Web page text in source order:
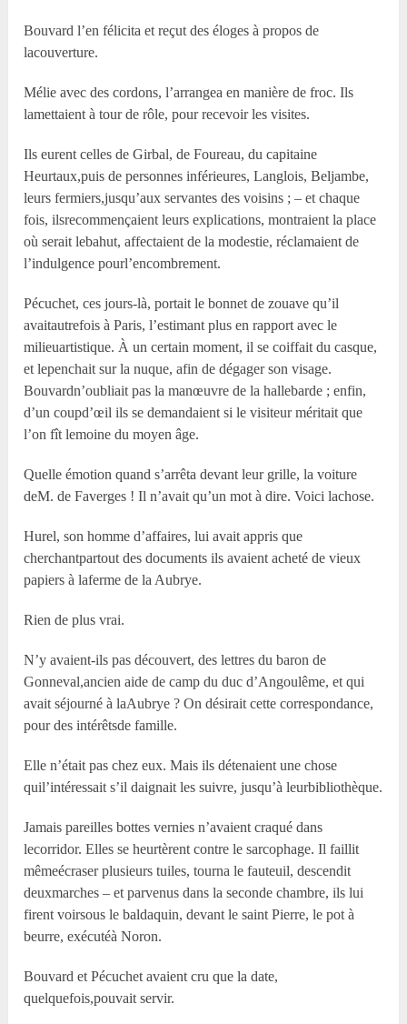
Bouvard l’en félicita et reçut des éloges à propos de
lacouverture.
Mélie avec des cordons, l’arrangea en manière de froc. Ils
lamettaient à tour de rôle, pour recevoir les visites.
Ils eurent celles de Girbal, de Foureau, du capitaine
Heurtaux,puis de personnes inférieures, Langlois, Beljambe,
leurs fermiers,jusqu’aux servantes des voisins ; – et chaque
fois, ilsrecommençaient leurs explications, montraient la place
où serait lebahut, affectaient de la modestie, réclamaient de
l’indulgence pourl’encombrement.
Pécuchet, ces jours-là, portait le bonnet de zouave qu’il
avaitautrefois à Paris, l’estimant plus en rapport avec le
milieuartistique. À un certain moment, il se coiffait du casque,
et lepenchait sur la nuque, afin de dégager son visage.
Bouvardn’oubliait pas la manœuvre de la hallebarde ; enfin,
d’un coupd’œil ils se demandaient si le visiteur méritait que
l’on fît lemoine du moyen âge.
Quelle émotion quand s’arrêta devant leur grille, la voiture
deM. de Faverges ! Il n’avait qu’un mot à dire. Voici lachose.
Hurel, son homme d’affaires, lui avait appris que
cherchantpartout des documents ils avaient acheté de vieux
papiers à laferme de la Aubrye.
Rien de plus vrai.
N’y avaient-ils pas découvert, des lettres du baron de
Gonneval,ancien aide de camp du duc d’Angoulême, et qui
avait séjourné à laAubrye ? On désirait cette correspondance,
pour des intérêtsde famille.
Elle n’était pas chez eux. Mais ils détenaient une chose
quil’intéressait s’il daignait les suivre, jusqu’à leurbibliothèque.
Jamais pareilles bottes vernies n’avaient craqué dans
lecorridor. Elles se heurtèrent contre le sarcophage. Il faillit
mêmeécraser plusieurs tuiles, tourna le fauteuil, descendit
deuxmarches – et parvenus dans la seconde chambre, ils lui
firent voirsous le baldaquin, devant le saint Pierre, le pot à
beurre, exécutéà Noron.
Bouvard et Pécuchet avaient cru que la date,
quelquefois,pouvait servir.